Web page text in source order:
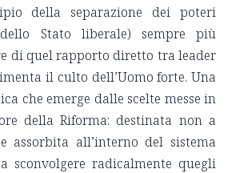
della separazione dei poteri
Stato liberale) sempre più
di quel rapporto diretto tra leader
il culto dell’Uomo forte. Una
che emerge dalle scelte messe in
della Riforma: destinata non a
assorbita all’interno del sistema
sconvolgere radicalmente quegli